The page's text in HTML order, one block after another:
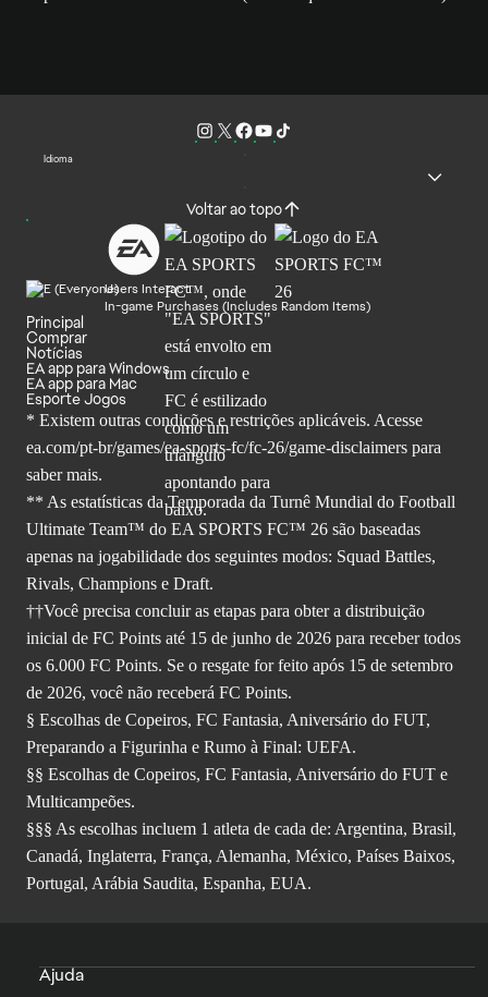
Idioma
Voltar ao topo
Users Interact
In-game Purchases (Includes Random Items)
Principal
Comprar
Notícias
EA app para Windows
EA app para Mac
Esporte Jogos
* Existem outras condições e restrições aplicáveis. Acesse
ea.com/pt-br/games/ea-sports-fc/fc-26/game-disclaimers para
saber mais.
** As estatísticas da Temporada da Turnê Mundial do Football
Ultimate Team™ do EA SPORTS FC™ 26 são baseadas
apenas na jogabilidade dos seguintes modos: Squad Battles,
Rivals, Champions e Draft.
††Você precisa concluir as etapas para obter a distribuição
inicial de FC Points até 15 de junho de 2026 para receber todos
os 6.000 FC Points. Se o resgate for feito após 15 de setembro
de 2026, você não receberá FC Points.
§ Escolhas de Copeiros, FC Fantasia, Aniversário do FUT,
Preparando a Figurinha e Rumo à Final: UEFA.
§§ Escolhas de Copeiros, FC Fantasia, Aniversário do FUT e
Multicampeões.
§§§ As escolhas incluem 1 atleta de cada de: Argentina, Brasil,
Canadá, Inglaterra, França, Alemanha, México, Países Baixos,
Portugal, Arábia Saudita, Espanha, EUA.
Ajuda